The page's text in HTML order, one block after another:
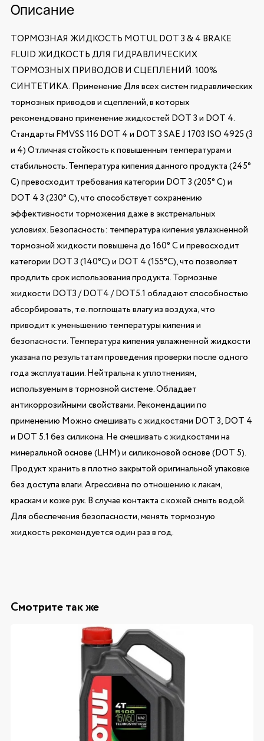
Описание
ТОРМОЗНАЯ ЖИДКОСТЬ MOTUL DOT 3 & 4 BRAKE
FLUID ЖИДКОСТЬ ДЛЯ ГИДРАВЛИЧЕСКИХ
ТОРМОЗНЫХ ПРИВОДОВ И СЦЕПЛЕНИЙ. 100%
СИНТЕТИКА. Применение Для всех систем гидравлических
тормозных приводов и сцеплений, в которых
рекомендовано применение жидкостей DOT 3 и DOT 4.
Стандарты FMVSS 116 DOT 4 и DOT 3 SAE J 1703 ISO 4925 (3
и 4) Отличная стойкость к повышенным температурам и
стабильность. Температура кипения данного продукта (245°
C) превосходит требования категории DOT 3 (205° C) и
DOT 4 3 (230° C), что способствует сохранению
эффективности торможения даже в экстремальных
условиях. Безопасность: температура кипения увлажненной
тормозной жидкости повышена до 160° C и превосходит
категории DOT 3 (140°C) и DOT 4 (155°C), что позволяет
продлить срок использования продукта. Тормозные
жидкости DOT3 / DOT4 / DOT5.1 обладают способностью
абсорбировать, т.е. поглощать влагу из воздуха, что
приводит к уменьшению температуры кипения и
безопасности. Температура кипения увлажненной жидкости
указана по результатам проведения проверки после одного
года эксплуатации. Нейтральна к уплотнениям,
используемым в тормозной системе. Обладает
антикоррозийными свойствами. Рекомендации по
применению Можно смешивать с жидкостями DOT 3, DOT 4
и DOT 5.1 без силикона. Не смешивать с жидкостями на
минеральной основе (LHM) и силиконовой основе (DOT 5).
Продукт хранить в плотно закрытой оригинальной упаковке
без доступа влаги. Агрессивна по отношению к лакам,
краскам и коже рук. В случае контакта с кожей смыть водой.
Для обеспечения безопасности, менять тормозную
жидкость рекомендуется один раз в год.
Смотрите так же